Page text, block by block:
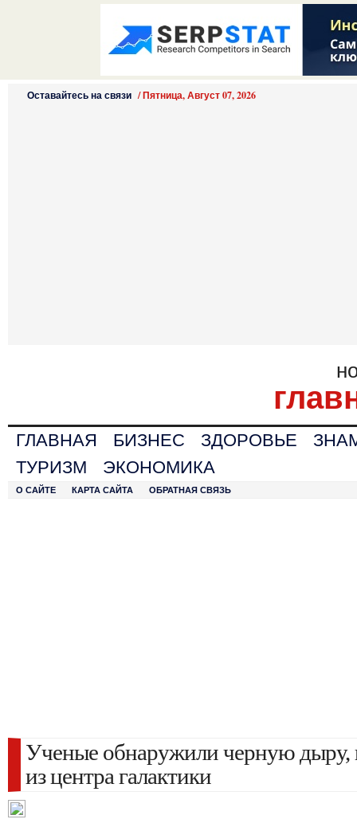
Оставайтесь на связи /Пятница, Август 07, 2026
ГЛАВНАЯ БИЗНЕС ЗДОРОВЬЕ
ТУРИЗМ
ЭКОНОМИКА
О САЙТЕ КАРТА САЙТА ОБРАТНАЯ СВЯЗЬ
Ученые обнаружили черную
из центра галактики